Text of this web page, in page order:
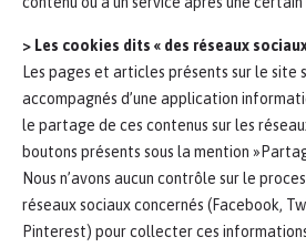
> Les cookies dits « des réseaux
Les pages et articles présents sur le site
accompagnés d’une application
le partage de ces contenus sur les
boutons présents sous la mention
Nous n’avons aucun contrôle sur le
réseaux sociaux concernés (Facebook,
Pinterest) pour collecter ces